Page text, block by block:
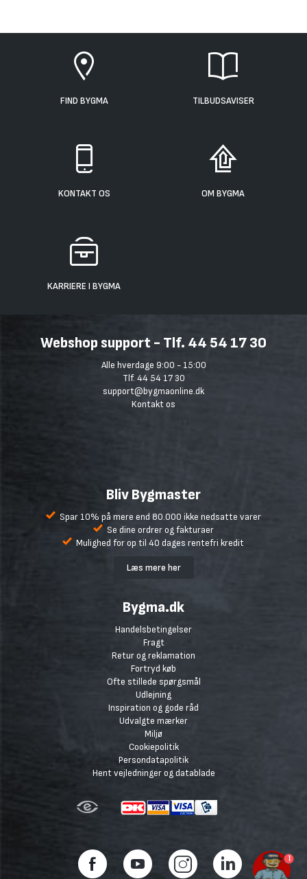
FIND BYGMA TILBUDSAVISER
KONTAKT OS OM BYGMA
KARRIERE I BYGMA
Webshop support - Tlf. 44 54 17 30
Alle hverdage 9:00 - 15:00
Tlf. 44 54 17 30
support@bygmaonline.dk
Kontakt os
Bliv Bygmaster
Spar 10% på mere end 80.000 ikke nedsatte varer
Se dine ordrer og fakturaer
Mulighed for op til 40 dages rentefri kredit
Læs mere her
Bygma.dk
Handelsbetingelser
Fragt
Retur og reklamation
Fortryd køb
Ofte stillede spørgsmål
Udlejning
Inspiration og gode råd
Udvalgte mærker
Miljø
Cookiepolitik
Persondatapolitik
Hent vejledninger og datablade
1